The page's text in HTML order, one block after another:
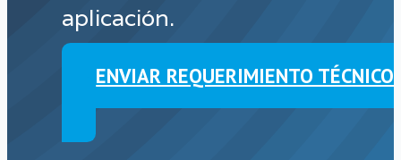
aplicación.
ENVIAR REQUERIMIENTO TÉCNICO